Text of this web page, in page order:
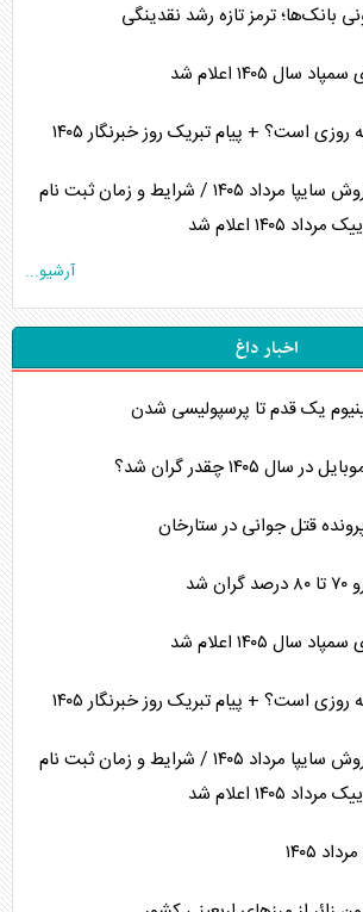
بانک‌ها؛ ترمز تازه رشد نقدینگی
۱۴۰۵ اعلام شد
جدیدترین پیش فروش سایپا مرداد ۱۴۰۵ / شرایط و زمان ثبت نام
اعلام شد
آرشیو...
اخبار داغ
یک قدم تا پرسپولیسی شدن
۱۴۰۵ چقدر گران شد؟
۱۴۰۵ اعلام شد
جدیدترین پیش فروش سایپا مرداد ۱۴۰۵ / شرایط و زمان ثبت نام
اعلام شد